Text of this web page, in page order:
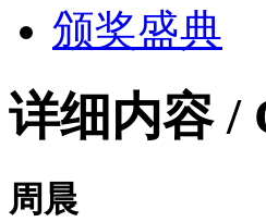
颁奖盛典
详细内容 /
周晨